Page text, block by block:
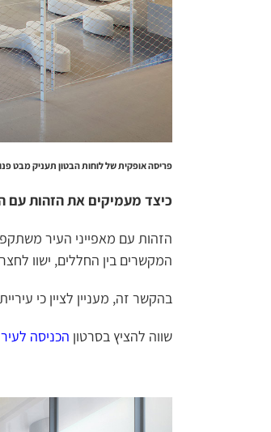
פריסה אופקית של לוחות הבטון תעניק מבט
כיצד מעמיקים את הזהות עם
הזהות עם מאפייני העיר
המקשרים בין החללים, ישוו
בהקשר זה, מעניין לציין כי
שווה להציץ בסרטון הכניסה